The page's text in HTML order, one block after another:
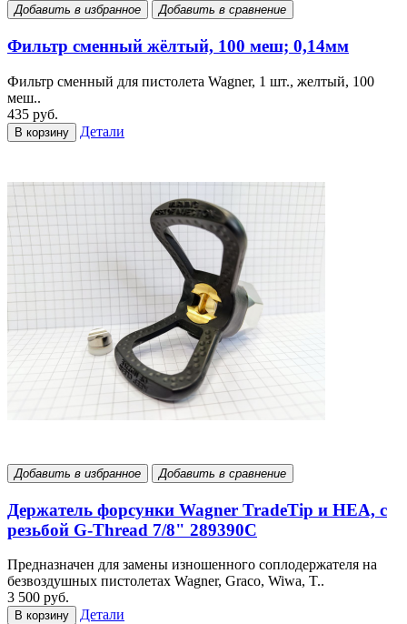
Добавить в избранное Добавить в сравнение
Фильтр сменный жёлтый, 100 меш; 0,14мм
Фильтр сменный для пистолета Wagner, 1 шт., желтый, 100
меш..
435 руб.
В корзину Детали
Добавить в избранное Добавить в сравнение
Держатель форсунки Wagner TradeTip и HEA, с
резьбой G-Thread 7/8" 289390С
Предназначен для замены изношенного соплодержателя на
безвоздушных пистолетах Wagner, Graco, Wiwa, T..
3 500 руб.
В корзину Детали